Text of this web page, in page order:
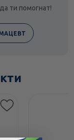
ти помогнат!